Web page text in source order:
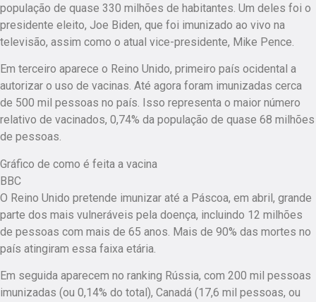
população de quase 330 milhões de habitantes. Um deles foi o
presidente eleito, Joe Biden, que foi imunizado ao vivo na
televisão, assim como o atual vice-presidente, Mike Pence.
Em terceiro aparece o Reino Unido, primeiro país ocidental a
autorizar o uso de vacinas. Até agora foram imunizadas cerca
de 500 mil pessoas no país. Isso representa o maior número
relativo de vacinados, 0,74% da população de quase 68 milhões
de pessoas.
Gráfico de como é feita a vacina
BBC
O Reino Unido pretende imunizar até a Páscoa, em abril, grande
parte dos mais vulneráveis pela doença, incluindo 12 milhões
de pessoas com mais de 65 anos. Mais de 90% das mortes no
país atingiram essa faixa etária.
Em seguida aparecem no ranking Rússia, com 200 mil pessoas
imunizadas (ou 0,14% do total), Canadá (17,6 mil pessoas, ou